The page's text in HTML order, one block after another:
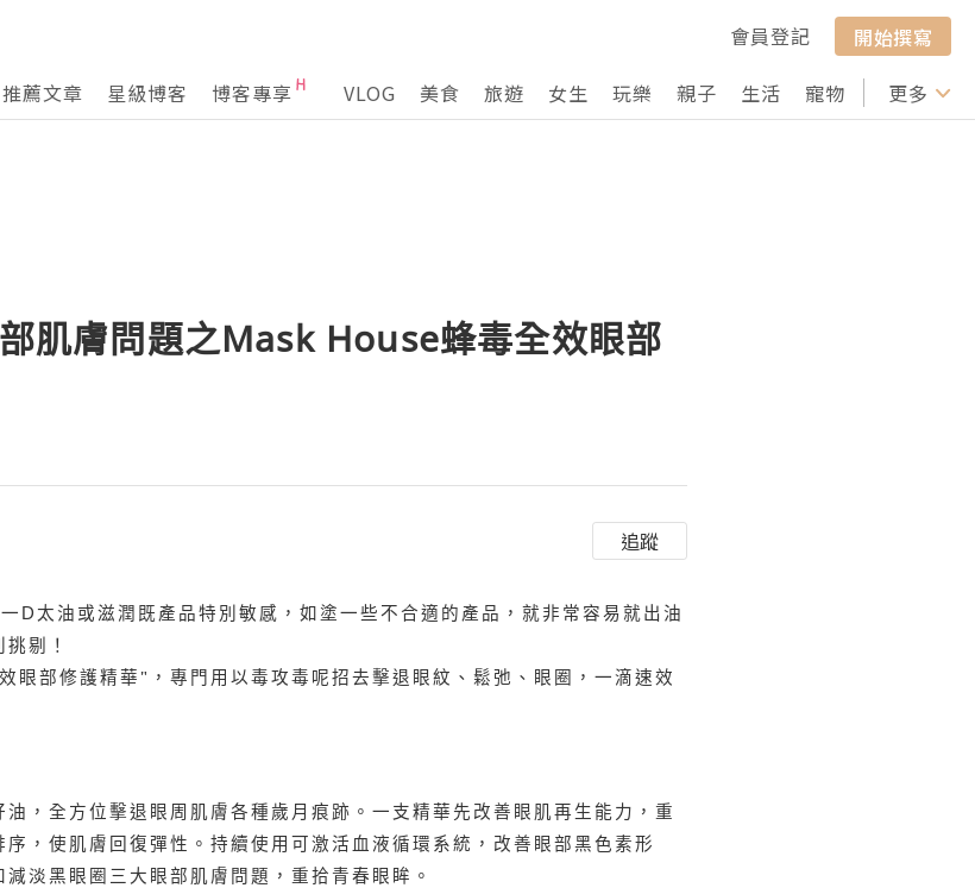
會員登記
開始撰寫
推薦文章 星級博客 博客專享 VLOG 美食 旅遊 女生 玩樂 親子 生活 寵物 行山 打卡
更多
肌膚問題之Mask House蜂毒全效眼部
追蹤
D 太油或滋潤既產品特別敏感，如塗一些不合適的產品，就非常容易就出油
剔！
眼部修護精華"，專門用以毒攻毒呢招去擊退眼紋、鬆弛、眼圈，一滴速效
，全方位擊退眼周肌膚各種歲月痕跡。一支精華先改善眼肌再生能力，重
，使肌膚回復彈性。持續使用可激活血液循環系統，改善眼部黑色素形
淡黑眼圈三大眼部肌膚問題，重拾青春眼眸。